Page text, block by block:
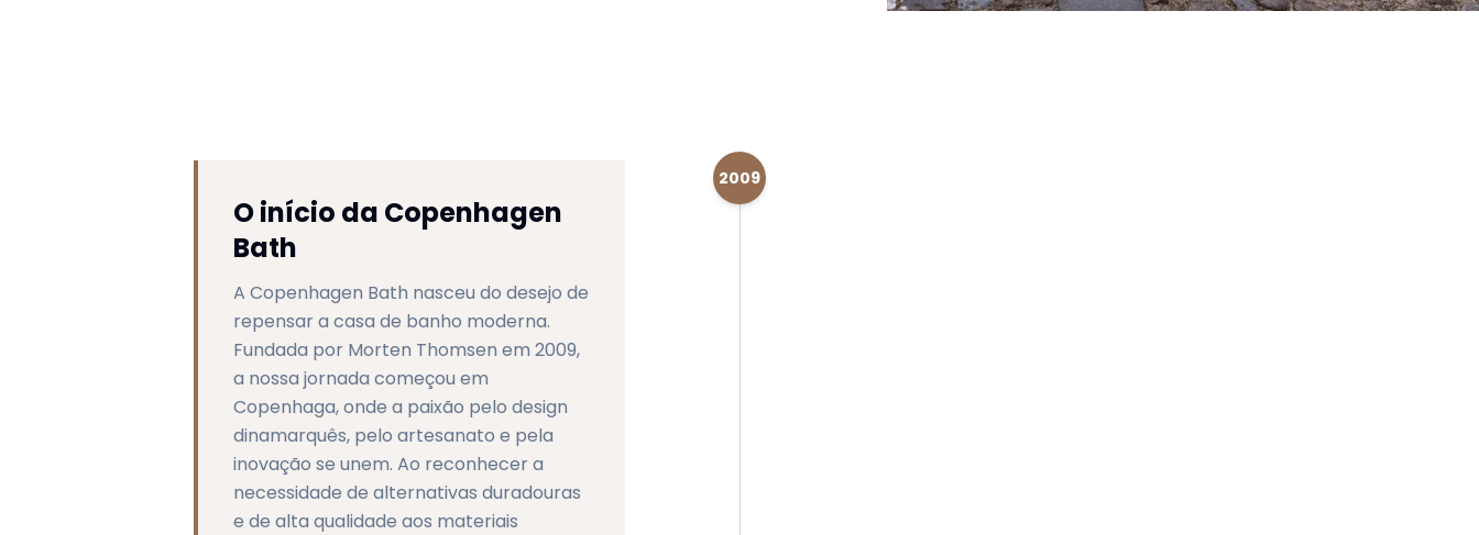
2009
O início da Copenhagen
Bath
A Copenhagen Bath nasceu do desejo de
repensar a casa de banho moderna.
Fundada por Morten Thomsen em 2009,
a nossa jornada começou em
Copenhaga, onde a paixão pelo design
dinamarquês, pelo artesanato e pela
inovação se unem. Ao reconhecer a
necessidade de alternativas duradouras
e de alta qualidade aos materiais